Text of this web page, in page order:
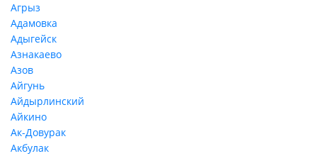
Агрыз
Адамовка
Адыгейск
Азнакаево
Азов
Айгунь
Айдырлинский
Айкино
Ак-Довурак
Акбулак